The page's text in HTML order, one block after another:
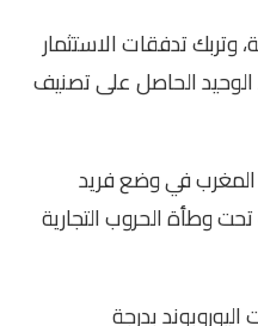
وتربك تدفقات الاستثمار
الوحيد الحاصل على تصنيف
المغرب في وضع فريد
وطأة الحروب التجارية
بدرجة